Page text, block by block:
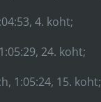
4. koht;
24. koht;
1:05:24, 15. koht;